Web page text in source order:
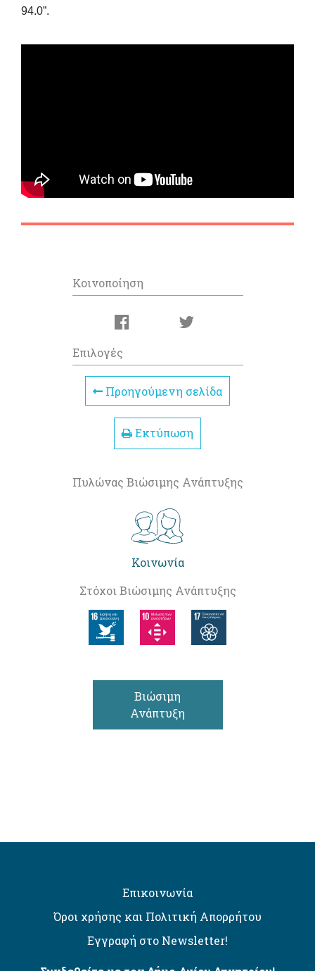
94.0”.
Κοινοποίηση
Επιλογές
Προηγούμενη σελίδα
Εκτύπωση
Πυλώνας Βιώσιμης Ανάπτυξης
Κοινωνία
Στόχοι Βιώσιμης Ανάπτυξης
Βιώσιμη
Ανάπτυξη
Επικοινωνία
Όροι χρήσης και Πολιτική Απορρήτου
Εγγραφή στο Newsletter!